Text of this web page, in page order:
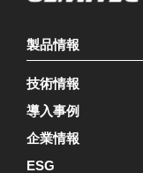
製品情報
技術情報
導入事例
企業情報
ESG